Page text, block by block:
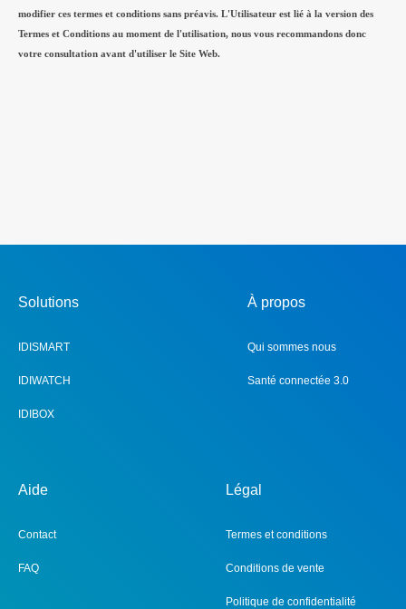
modifier ces termes et conditions sans préavis. L'Utilisateur est lié à la version des
Termes et Conditions au moment de l'utilisation, nous vous recommandons donc
votre consultation avant d'utiliser le Site Web.
Solutions
IDISMART
IDIWATCH
IDIBOX
À propos
Qui sommes nous
Santé connectée 3.0
Aide
Contact
FAQ
Légal
Termes et conditions
Conditions de vente
Politique de confidentialité